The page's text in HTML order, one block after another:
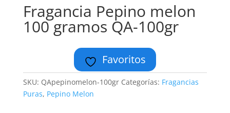
Fragancia Pepino melon
100 gramos QA-100gr
Favoritos
SKU: QApepinomelon-100gr Categorías: Fragancias
Puras, Pepino Melon